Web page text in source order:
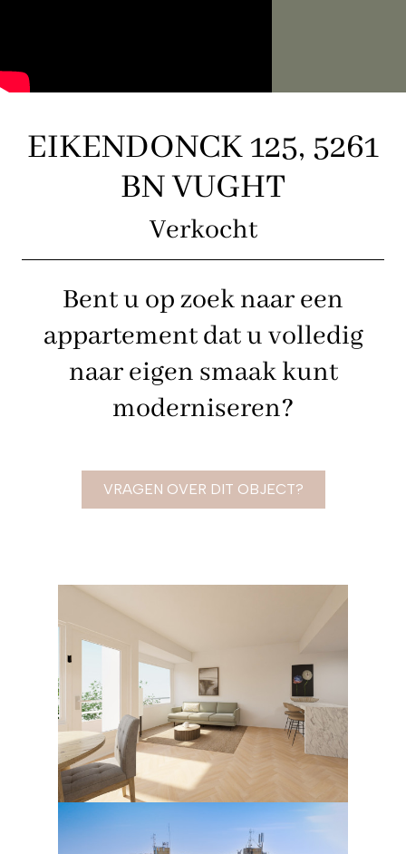
EIKENDONCK 125, 5261
BN VUGHT
Verkocht
Bent u op zoek naar een
appartement dat u volledig
naar eigen smaak kunt
moderniseren?
VRAGEN OVER DIT OBJECT?